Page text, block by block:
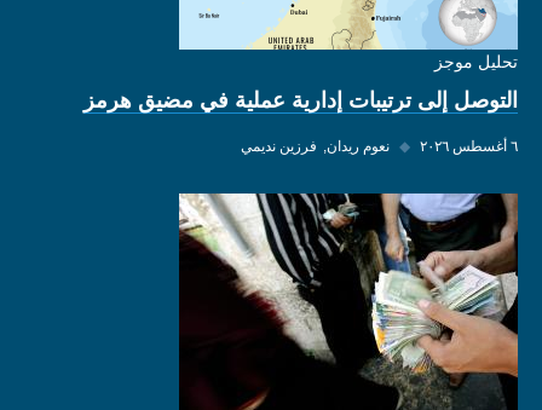
تحليل موجز
التوصل إلى ترتيبات إدارية عملية في مضيق هرمز
٦ أغسطس ٢٠٢٦ ◆ نعوم ريدان فرزين نديمي